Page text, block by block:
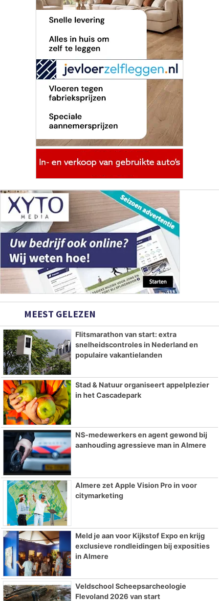
MEEST GELEZEN
Flitsmarathon van start: extra
snelheidscontroles in Nederland en
populaire vakantielanden
Stad & Natuur organiseert appelplezier
in het Cascadepark
NS-medewerkers en agent gewond bij
aanhouding agressieve man in Almere
Almere zet Apple Vision Pro in voor
citymarketing
Meld je aan voor Kijkstof Expo en krijg
exclusieve rondleidingen bij exposities
in Almere
Veldschool Scheepsarcheologie
Flevoland 2026 van start